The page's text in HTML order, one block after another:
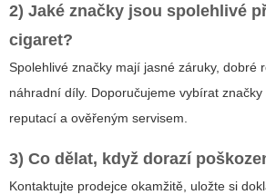
2) Jaké značky jsou spolehlivé
cigaret?
Spolehlivé značky mají jasné záruky, dobré
náhradní díly. Doporučujeme vybírat značky
reputací a ověřeným servisem.
3) Co dělat, když dorazí
Kontaktujte prodejce okamžitě, uložte si